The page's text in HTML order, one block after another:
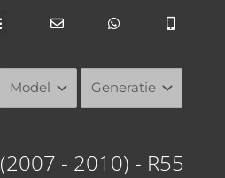
(2007 - 2010) - R55